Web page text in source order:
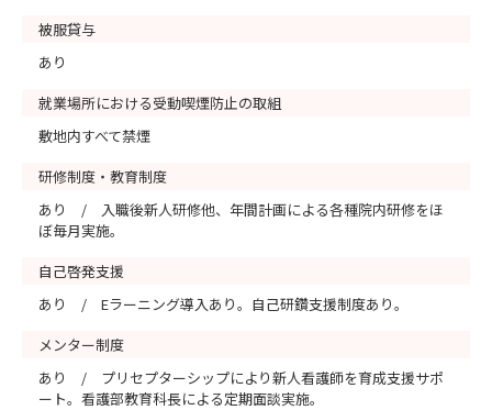
被服貸与
あり
就業場所における受動喫煙防止の取組
敷地内すべて禁煙
研修制度・教育制度
あり / 入職後新人研修他、年間計画による各種院内研修をほ
ぼ毎月実施。
自己啓発支援
あり / Eラーニング導入あり。自己研鑽支援制度あり。
メンター制度
あり / プリセプターシップにより新人看護師を育成支援サポ
ート。看護部教育科長による定期面談実施。